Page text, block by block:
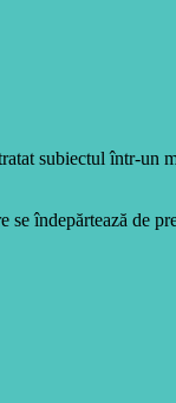
subiectul într-un
îndepărtează de